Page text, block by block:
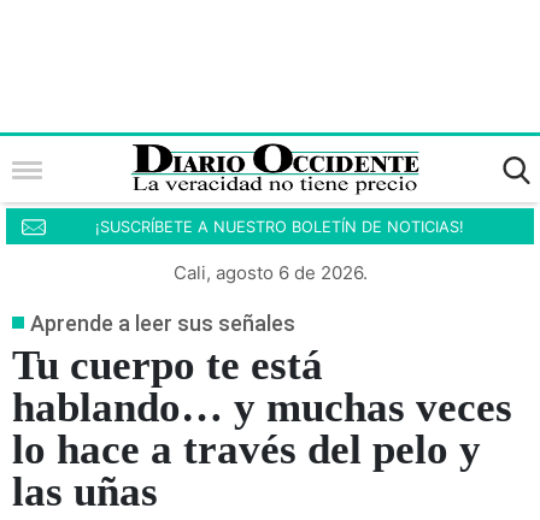
¡SUSCRÍBETE A NUESTRO BOLETÍN DE NOTICIAS!
Cali, agosto 6 de 2026.
Aprende a leer sus señales
Tu cuerpo te está
hablando… y muchas veces
lo hace a través del pelo y
las uñas